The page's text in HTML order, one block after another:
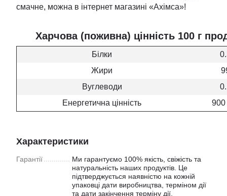
смачне, можна в інтернет магазині «Ахімса»!
Харчова (поживна) цінність 100 г
Білки
Жири
Вуглеводи
Енергетична цінність
900
Характеристики
Гарантії
Ми гарантуємо 100% якість, свіжість та
натуральність наших продуктів. Це
підтверджується наявністю на кожній
упаковці дати виробництва, терміном дії
та дати закінчення терміну дії.